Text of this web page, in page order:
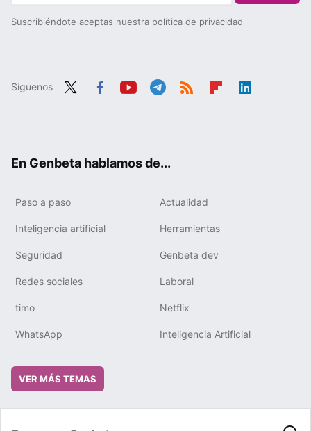
Suscribiéndote aceptas nuestra política de privacidad
Síguenos
En Genbeta hablamos de...
Paso a paso Actualidad
Inteligencia artificial Herramientas
Seguridad Genbeta dev
Redes sociales Laboral
timo Netflix
WhatsApp Inteligencia Artificial
VER MÁS TEMAS